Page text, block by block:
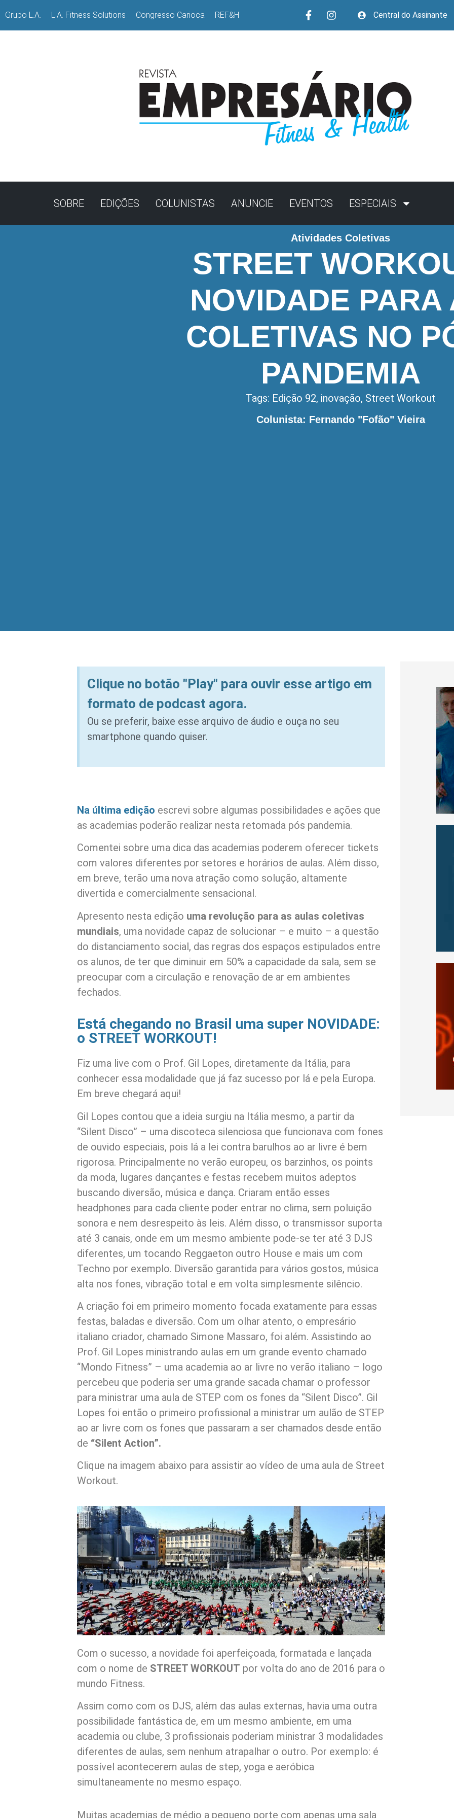
Grupo L.A. L.A. Fitness Solutions Congresso Carioca REF&H Central do Assinante
SOBRE EDIÇÕES COLUNISTAS ANUNCIE EVENTOS ESPECIAIS
Atividades Coletivas
STREET
NOVIDADE PARA
COLETIVAS NO
PANDEMIA
Tags: Edição 92, inovação, Street Workout
Colunista: Fernando "Fofão" Vieira
Clique no botão "Play" para ouvir esse artigo em
formato de podcast agora.
Ou se preferir, baixe esse arquivo de áudio e ouça no seu
smartphone quando quiser.
Na última edição escrevi sobre algumas possibilidades e ações que
as academias poderão realizar nesta retomada pós pandemia.
Comentei sobre uma dica das academias poderem oferecer tickets
com valores diferentes por setores e horários de aulas. Além disso,
em breve, terão uma nova atração como solução, altamente
divertida e comercialmente sensacional.
Apresento nesta edição uma revolução para as aulas coletivas
mundiais, uma novidade capaz de solucionar – e muito – a questão
do distanciamento social, das regras dos espaços estipulados entre
os alunos, de ter que diminuir em 50% a capacidade da sala, sem se
preocupar com a circulação e renovação de ar em ambientes
fechados.
Está chegando no Brasil uma super NOVIDADE:
o STREET WORKOUT!
Fiz uma live com o Prof. Gil Lopes, diretamente da Itália, para
conhecer essa modalidade que já faz sucesso por lá e pela Europa.
Em breve chegará aqui!
Gil Lopes contou que a ideia surgiu na Itália mesmo, a partir da
“Silent Disco” – uma discoteca silenciosa que funcionava com fones
de ouvido especiais, pois lá a lei contra barulhos ao ar livre é bem
rigorosa. Principalmente no verão europeu, os barzinhos, os points
da moda, lugares dançantes e festas recebem muitos adeptos
buscando diversão, música e dança. Criaram então esses
headphones para cada cliente poder entrar no clima, sem poluição
sonora e nem desrespeito às leis. Além disso, o transmissor suporta
até 3 canais, onde em um mesmo ambiente pode-se ter até 3 DJS
diferentes, um tocando Reggaeton outro House e mais um com
Techno por exemplo. Diversão garantida para vários gostos, música
alta nos fones, vibração total e em volta simplesmente silêncio.
A criação foi em primeiro momento focada exatamente para essas
festas, baladas e diversão. Com um olhar atento, o empresário
italiano criador, chamado Simone Massaro, foi além. Assistindo ao
Prof. Gil Lopes ministrando aulas em um grande evento chamado
“Mondo Fitness” – uma academia ao ar livre no verão italiano – logo
percebeu que poderia ser uma grande sacada chamar o professor
para ministrar uma aula de STEP com os fones da “Silent Disco”. Gil
Lopes foi então o primeiro profissional a ministrar um aulão de STEP
ao ar livre com os fones que passaram a ser chamados desde então
de “Silent Action”.
Clique na imagem abaixo para assistir ao vídeo de uma aula de Street
Workout.
Com o sucesso, a novidade foi aperfeiçoada, formatada e lançada
com o nome de STREET WORKOUT por volta do ano de 2016 para o
mundo Fitness.
Assim como com os DJS, além das aulas externas, havia uma outra
possibilidade fantástica de, em um mesmo ambiente, em uma
academia ou clube, 3 profissionais poderiam ministrar 3 modalidades
diferentes de aulas, sem nenhum atrapalhar o outro. Por exemplo: é
possível acontecerem aulas de step, yoga e aeróbica
simultaneamente no mesmo espaço.
Muitas academias de médio a pequeno porte com apenas uma sala